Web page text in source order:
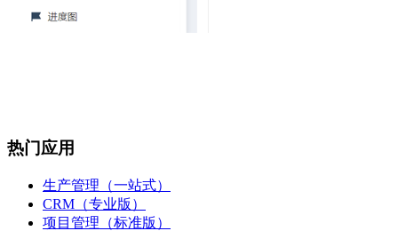
热门应用
生产管理（一站式）
CRM（专业版）
项目管理（标准版）